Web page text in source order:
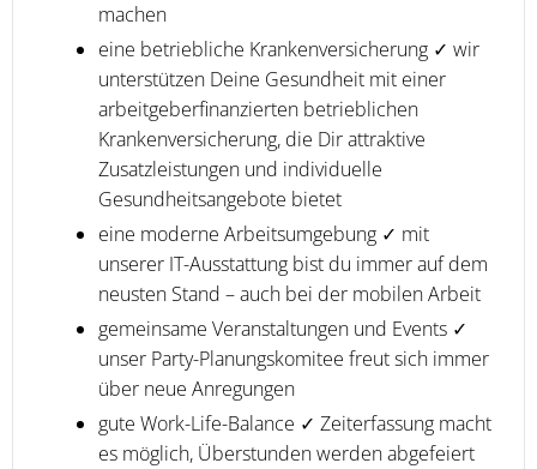
machen
eine betriebliche Krankenversicherung ✓ wir
unterstützen Deine Gesundheit mit einer
arbeitgeberfinanzierten betrieblichen
Krankenversicherung, die Dir attraktive
Zusatzleistungen und individuelle
Gesundheitsangebote bietet
eine moderne Arbeitsumgebung ✓ mit
unserer IT-Ausstattung bist du immer auf dem
neusten Stand – auch bei der mobilen Arbeit
gemeinsame Veranstaltungen und Events ✓
unser Party-Planungskomitee freut sich immer
über neue Anregungen
gute Work-Life-Balance ✓ Zeiterfassung macht
es möglich, Überstunden werden abgefeiert